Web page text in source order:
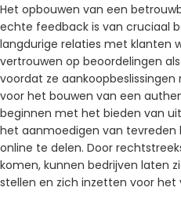
Het opbouwen van een
echte feedback is van cruciaal
langdurige relaties met klanten
vertrouwen op beoordelingen
voordat ze
voor het bouwen van een
beginnen met het bieden van
het aanmoedigen van tevreden
online te delen. Door
komen, kunnen bedrijven laten
stellen en zich inzetten voor